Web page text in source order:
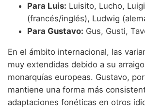
Para Luis: Luisito, Lucho,
(francés/inglés), Ludwig
Para Gustavo: Gus, Gusti,
En el ámbito internacional, las
muy extendidas debido a su
monarquías europeas. Gustavo,
mantiene una forma más
adaptaciones fonéticas en otros